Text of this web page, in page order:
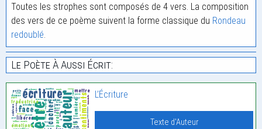
Toutes les strophes sont composés de 4 vers. La composition
des vers de ce poème suivent la forme classique du Rondeau
redoublé
Le Poète À Aussi Écrit:
L’Écriture
Texte d'Auteur